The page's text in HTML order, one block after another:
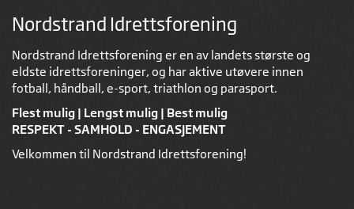
Nordstrand Idrettsforening
Nordstrand Idrettsforening er en av landets største og
eldste idrettsforeninger, og har aktive utøvere innen
fotball, håndball, e-sport, triathlon og parasport.
Flest mulig | Lengst mulig | Best mulig
RESPEKT - SAMHOLD - ENGASJEMENT
Velkommen til Nordstrand Idrettsforening!